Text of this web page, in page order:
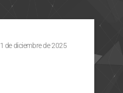
1 de diciembre de 2025